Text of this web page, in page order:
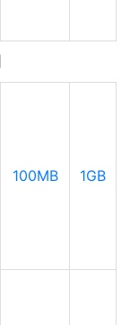
100MB 1GB